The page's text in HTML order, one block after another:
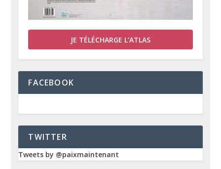
JE TÉLÉCHARGE L’ATLAS
FACEBOOK
TWITTER
Tweets by @paixmaintenant